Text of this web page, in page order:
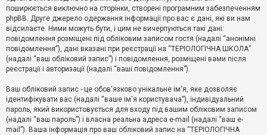
й
А
т
и
в
е
м
и
поширюється виключно на сторінки, створені програмним забезпеченням
phpBB. Друге джерело одержання інформації про вас є дані, які ви нам
відсилаєте. Ними можуть бути, і цим не вичерпуються такі дані:
повідомлення розміщені під обліковим записом гостя (надалі “анонімні
повідомлення”), дані вказані при реєстрації на “ТЕРІОЛОГІЧНА ШКОЛА”
(надалі “ваш обліковий запис”) і повідомлення, розміщені вами після
реєстрації і авторизації (надалі “ваші повідомлення”).
Ваш обліковий запис - це обов'язково унікальне ім'я, яке дозволяє
ідентифікувати вас (надалі “ваше ім'я користувача”), індивідуальний
пароль, який використовується для входу під вашим обліковим записом
(надалі “ваш пароль”) і власна реальна адреса e-mail (надалі “ваш e-
mail”). Ваша інформація про ваш обліковий запис на “ТЕРІОЛОГІЧНА